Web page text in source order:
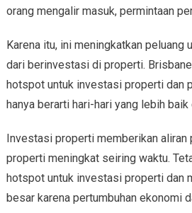
orang mengalir masuk, permintaan
Karena itu, ini meningkatkan peluang
dari berinvestasi di properti.
hotspot untuk investasi properti dan
hanya berarti hari-hari yang lebih
Investasi properti memberikan aliran
properti meningkat seiring waktu.
hotspot untuk investasi properti dan
besar karena pertumbuhan ekonomi